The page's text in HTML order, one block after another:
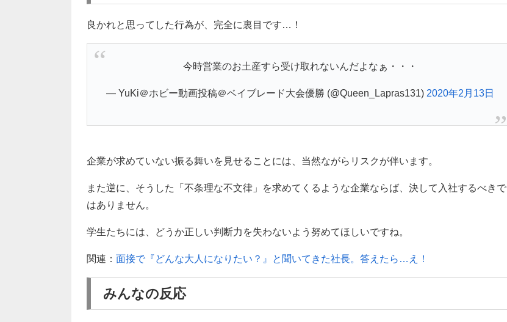
良かれと思ってした行為が、完全に裏目です…！
今時営業のお土産すら受け取れないんだよなぁ・・・
— YuKi＠ホビー動画投稿＠ベイブレード大会優勝 (@Queen_Lapras131) 2020年2月13日
企業が求めていない振る舞いを見せることには、当然ながらリスクが伴います。
また逆に、そうした「不条理な不文律」を求めてくるような企業ならば、決して入社するべきで
はありません。
学生たちには、どうか正しい判断力を失わないよう努めてほしいですね。
関連： 面接で『どんな大人になりたい？』と聞いてきた社長。答えたら…え！
みんなの反応